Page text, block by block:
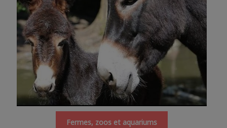
Fermes, zoos et aquariums